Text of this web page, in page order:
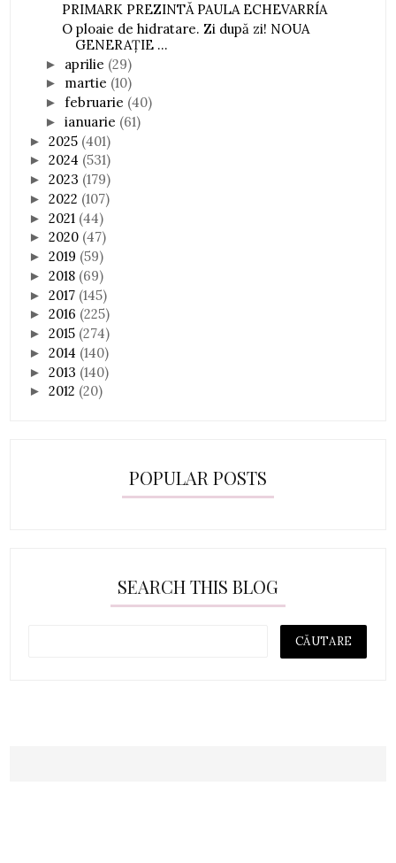
PRIMARK PREZINTĂ PAULA ECHEVARRÍA
O ploaie de hidratare. Zi după zi! NOUA
GENERAȚIE ...
► aprilie (29)
► martie (10)
►februarie (40)
►ianuarie (61)
►2025 (401)
►2024 (531)
►2023 (179)
►2022 (107)
►2021 (44)
►2020 (47)
►2019 (59)
►2018 (69)
►2017 (145)
►2016 (225)
►2015 (274)
►2014 (140)
►2013 (140)
►2012 (20)
POPULAR POSTS
SEARCH THIS BLOG